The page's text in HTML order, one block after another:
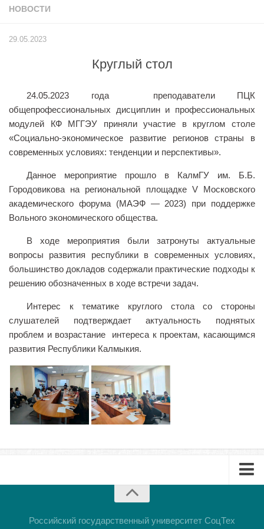
Учёный совет
Контакты РГУ СоцТех
Абитуриенту
Рейтинговые списки
Рекомендованные к зачислению
Студенту
Личный кабинет
полугодие
Коллективные творческие дела
Библиотека
Студенческое научное общество
Социальная поддержка студентов
График учебного процесса
Электронное обучение и дистанционные
образовательные технологии
Родителям
Памятка обучающимся
НОВОСТИ
29.05.2023
Круглый стол
24.05.2023 года преподаватели ПЦК
общепрофессиональных дисциплин и профессиональных
модулей КФ МГГЭУ приняли участие в круглом столе
«Социально-экономическое развитие регионов страны в
современных условиях: тенденции и перспективы».
Данное мероприятие прошло в КалмГУ им. Б.Б.
Городовикова на региональной площадке V Московского
академического форума (МАЭФ — 2023) при поддержке
Вольного экономического общества.
В ходе мероприятия были затронуты актуальные
вопросы развития республики в современных условиях,
большинство докладов содержали практические подходы к
решению обозначенных в ходе встречи задач.
Интерес к тематике круглого стола со стороны
слушателей подтверждает актуальность поднятых
проблем и возрастание интереса к проектам, касающимся
развития Республики Калмыкия.
Презентация
Российский государственный университет СоцТех